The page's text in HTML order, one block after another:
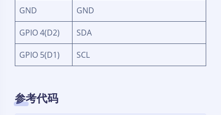
GND GND
GPIO 4(D2) SDA
GPIO 5(D1) SCL
参考代码